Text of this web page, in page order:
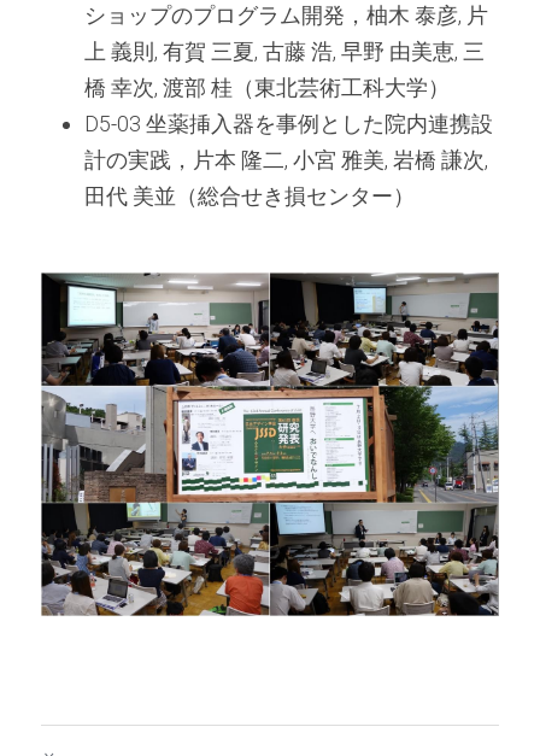
ショップのプログラム開発，柚木 泰彦, 片
上 義則, 有賀 三夏, 古藤 浩, 早野 由美恵, 三
橋 幸次, 渡部 桂（東北芸術工科大学）
D5-03 坐薬挿入器を事例とした院内連携設
計の実践，片本 隆二, 小宮 雅美, 岩橋 謙次,
田代 美並（総合せき損センター）